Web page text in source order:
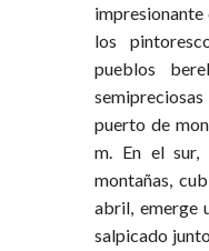
los
pueblos
puerto de
m. En el sur,
montañas,
abril, emerge
salpicado